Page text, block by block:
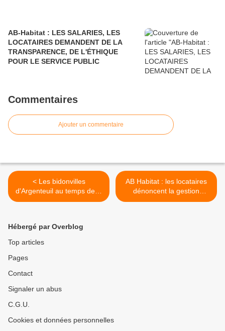
AB-Habitat : LES SALARIES, LES
LOCATAIRES DEMANDENT DE LA
TRANSPARENCE, DE L'ÉTHIQUE
POUR LE SERVICE PUBLIC
Commentaires
Ajouter un commentaire
< Les bidonvilles
d'Argenteuil au temps de la
guerre d'Algérie
AB Habitat : les locataires
dénoncent la gestion
défaillante, le manque de
Hébergé par Overblog
Top articles
Pages
Contact
Signaler un abus
C.G.U.
Cookies et données personnelles